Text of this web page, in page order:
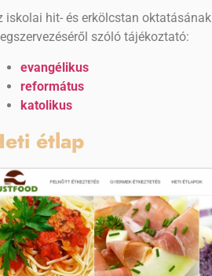
iskolai hit- és erkölcstan oktatásának
szóló tájékoztató:
evangélikus
református
katolikus
étlap